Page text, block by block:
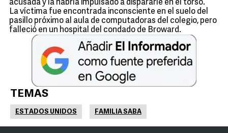
acusada y la habría impulsado a dispararle en el torso.
La víctima fue encontrada inconsciente en el suelo del
pasillo próximo al aula de computadoras del colegio, pero
falleció en un hospital del condado de Broward.
TEMAS
ESTADOS UNIDOS FAMILIA SABA